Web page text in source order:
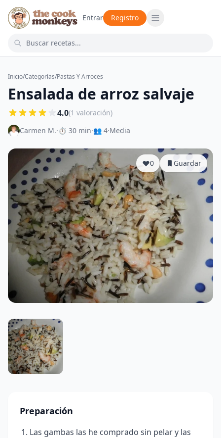
Entrar Registro
Inicio/Categorías/Pastas Y Arroces
Ensalada de arroz salvaje
4.0(1 valoración)
Carmen M.·⏱ 30 min·👥 4·Media
0 Guardar
Preparación
Las gambas las he comprado sin pelar y las